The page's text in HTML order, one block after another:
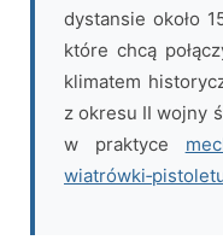
dystansie około
które chcą
klimatem
z okresu II wojny
w praktyce